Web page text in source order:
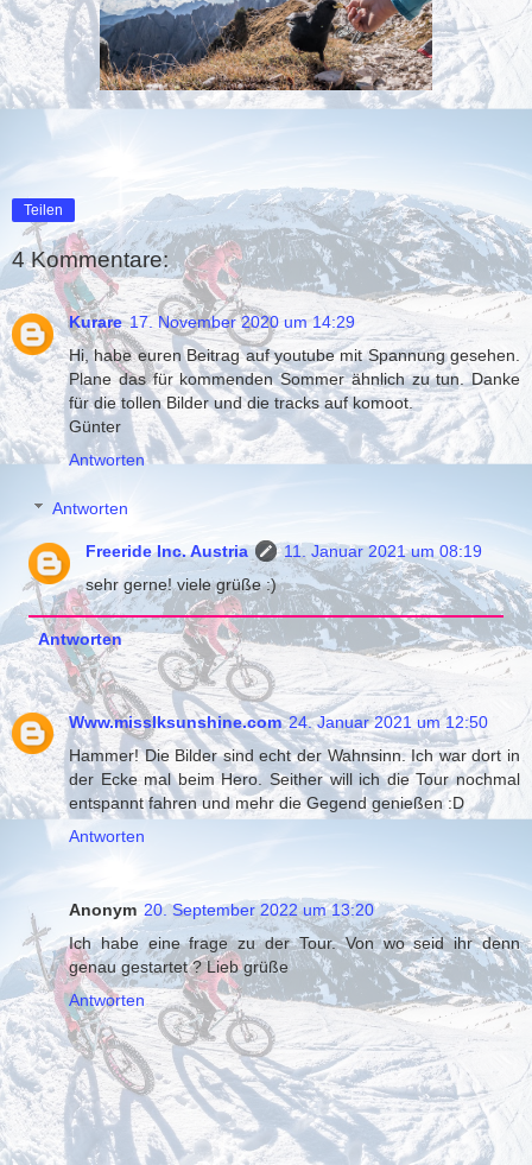
Teilen
4 Kommentare:
Kurare 17. November 2020 um 14:29
Hi, habe euren Beitrag auf youtube mit Spannung gesehen.
Plane das für kommenden Sommer ähnlich zu tun. Danke
für die tollen Bilder und die tracks auf komoot.
Günter
Antworten
Antworten
Freeride Inc. Austria
11. Januar 2021 um 08:19
sehr gerne! viele grüße :)
Antworten
Www.misslksunshine.com 24. Januar 2021 um 12:50
Hammer! Die Bilder sind echt der Wahnsinn. Ich war dort in
der Ecke mal beim Hero. Seither will ich die Tour nochmal
entspannt fahren und mehr die Gegend genießen :D
Antworten
Anonym 20. September 2022 um 13:20
Ich habe eine frage zu der Tour. Von wo seid ihr denn
genau gestartet ? Lieb grüße
Antworten